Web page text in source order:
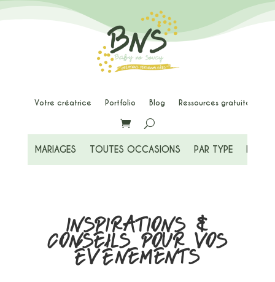
Votre créatrice Portfolio Blog Ressources gratuites
MARIAGES TOUTES OCCASIONS PAR TYPE
INSPIRATIONS &
CONSEILS POUR VOS
ÉVÉNEMENTS